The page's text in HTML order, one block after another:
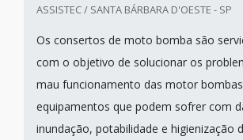
ASSISTEC / SANTA BÁRBARA D'OESTE - SP
Os consertos de moto bomba são
com o objetivo de solucionar os
mau funcionamento das motor
equipamentos que podem sofrer com
inundação, potabilidade e higienização